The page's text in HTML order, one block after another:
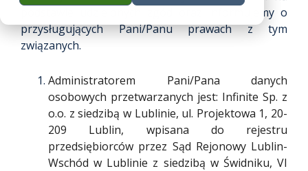
eKatalog
eArchive
– cyfrowe archiwum
eBOK
- elektroniczne biuro obsługi klienta
podstawie udzielonych zgód oraz informujemy o
przysługujących Pani/Panu prawach z tym
związanych.
Administratorem Pani/Pana danych
osobowych przetwarzanych jest: Infinite Sp. z
o.o. z siedzibą w Lublinie, ul. Projektowa 1, 20-
209 Lublin, wpisana do rejestru
przedsiębiorców przez Sąd Rejonowy Lublin-
Wschód w Lublinie z siedzibą w Świdniku, VI